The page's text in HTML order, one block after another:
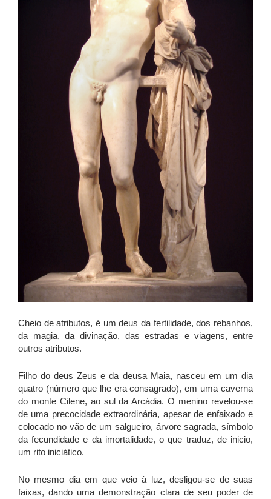
Cheio de atributos, é um deus da fertilidade, dos rebanhos,
da magia, da divinação, das estradas e viagens, entre
outros atributos.
Filho do deus Zeus e da deusa Maia, nasceu em um dia
quatro (número que lhe era consagrado), em uma caverna
do monte Cilene, ao sul da Arcádia. O menino revelou-se
de uma precocidade extraordinária, apesar de enfaixado e
colocado no vão de um salgueiro, árvore sagrada, símbolo
da fecundidade e da imortalidade, o que traduz, de inicio,
um rito iniciático.
No mesmo dia em que veio à luz, desligou-se de suas
faixas, dando uma demonstração clara de seu poder de